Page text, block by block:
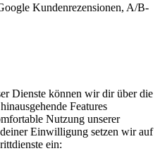
Kundenrezensionen, A/B-
Dienste können wir dir über die
Features
Nutzung unserer
Einwilligung setzen wir auf
ein: